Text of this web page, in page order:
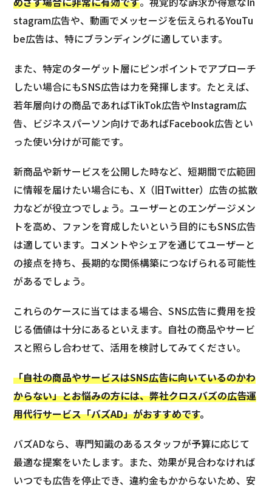
stagram広告や、動画でメッセージを伝えられるYouTu
be広告は、特にブランディングに適しています。
また、特定のターゲット層にピンポイントでアプローチ
したい場合にもSNS広告は力を発揮します。たとえば、
若年層向けの商品であればTikTok広告やInstagram広
告、ビジネスパーソン向けであればFacebook広告とい
った使い分けが可能です。
新商品や新サービスを公開した時など、短期間で広範囲
に情報を届けたい場合にも、X（旧Twitter）広告の拡散
力などが役立つでしょう。ユーザーとのエンゲージメン
トを高め、ファンを育成したいという目的にもSNS広告
は適しています。コメントやシェアを通じてユーザーと
の接点を持ち、長期的な関係構築につなげられる可能性
があるでしょう。
これらのケースに当てはまる場合、SNS広告に費用を投
じる価値は十分にあるといえます。自社の商品やサービ
スと照らし合わせて、活用を検討してみてください。
「自社の商品やサービスはSNS広告に向いているのかわ
からない」とお悩みの方には、弊社クロスバズの広告運
用代行サービス「バズAD」がおすすめです。
バズADなら、専門知識のあるスタッフが予算に応じて
最適な提案をいたします。また、効果が見合わなければ
いつでも広告を停止でき、違約金もかからないため、安